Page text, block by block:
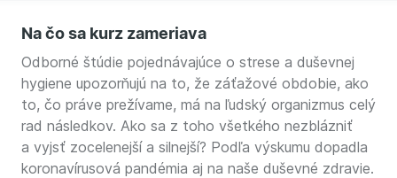
Na čo sa kurz zameriava
Odborné štúdie pojednávajúce o strese a duševnej
hygiene upozorňujú na to, že záťažové obdobie, ako
to, čo práve prežívame, má na ľudský organizmus celý
rad následkov. Ako sa z toho všetkého nezblázniť
a vyjsť zocelenejší a silnejší? Podľa výskumu dopadla
koronavírusová pandémia aj na naše duševné zdravie.